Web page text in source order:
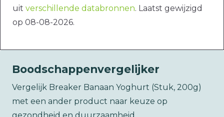
uit verschillende databronnen. Laatst gewijzigd
op 08-08-2026.
Boodschappenvergelijker
Vergelijk Breaker Banaan Yoghurt (Stuk, 200g)
met een ander product naar keuze op